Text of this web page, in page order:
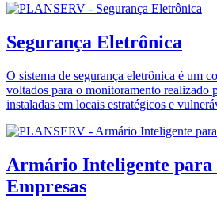
Segurança Eletrônica
O sistema de segurança eletrônica é um
voltados para o monitoramento realizado
instaladas em locais estratégicos e
Armário Inteligente para
Empresas